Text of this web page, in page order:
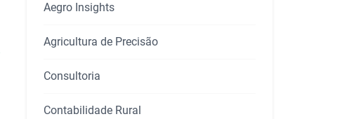
Aegro Insights
Agricultura de Precisão
Consultoria
Contabilidade Rural